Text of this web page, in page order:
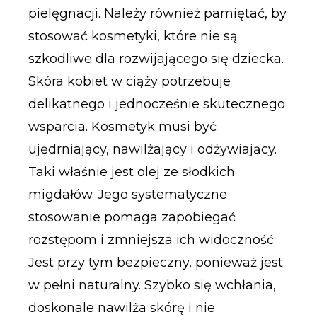
pielęgnacji. Należy również pamiętać, by
stosować kosmetyki, które nie są
szkodliwe dla rozwijającego się dziecka.
Skóra kobiet w ciąży potrzebuje
delikatnego i jednocześnie skutecznego
wsparcia. Kosmetyk musi być
ujędrniający, nawilżający i odżywiający.
Taki właśnie jest olej ze słodkich
migdałów. Jego systematyczne
stosowanie pomaga zapobiegać
rozstępom i zmniejsza ich widoczność.
Jest przy tym bezpieczny, ponieważ jest
w pełni naturalny. Szybko się wchłania,
doskonale nawilża skórę i nie